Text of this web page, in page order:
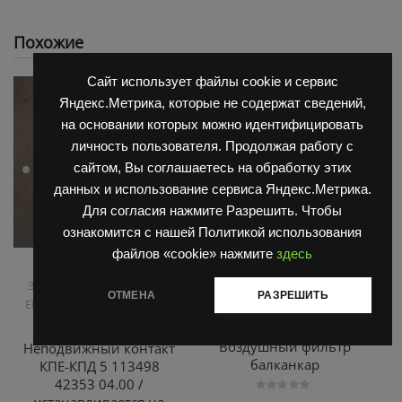
Сайт использует файлы cookie и сервис
Яндекс.Метрика, которые не содержат сведений,
на основании которых можно идентифицировать
личность пользователя. Продолжая работу с
сайтом, Вы соглашаетесь на обработку этих
данных и использование сервиса Яндекс.Метрика.
Для согласия нажмите Разрешить. Чтобы
ознакомится с нашей Политикой использования
файлов «cookie» нажмите здесь
ОТМЕНА РАЗРЕШИТЬ
Похожие
Запчасти Балканкар
Запчасти ЕП 001 / ЕП 006 /
ЕП 011 / ЕС 301
,Погрузчик
Неподвижный контакт
КПЕ-КПД 5 113498
42353 04.00 /
Двигатель Д3900
Элемент воздушного
Воздушный фильтр
балканкар